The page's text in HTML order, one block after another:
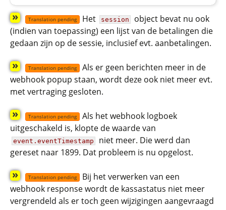
» Translation pending Het session
object bevat nu ook
(indien van toepassing) een lijst van de betalingen die
gedaan zijn op de sessie, inclusief evt. aanbetalingen.
» Translation pending
Als er geen berichten meer in de
webhook popup staan, wordt deze ook niet meer evt.
met vertraging gesloten.
» Translation pending
Als het webhook logboek
uitgeschakeld is, klopte de waarde van
event.eventTimestamp
niet meer. Die werd dan
gereset naar 1899. Dat probleem is nu opgelost.
» Translation pending
Bij het verwerken van een
webhook response wordt de kassastatus niet meer
vergrendeld als er toch geen wijzigingen aangevraagd